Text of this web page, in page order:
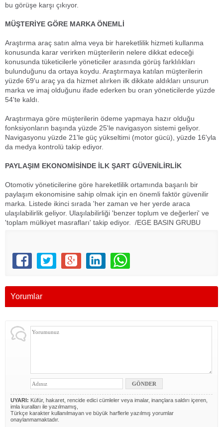
bu görüşe karşı çıkıyor.
MÜŞTERİYE GÖRE MARKA ÖNEMLİ
Araştırma araç satın alma veya bir hareketlilik hizmeti kullanma
konusunda karar verirken müşterilerin nelere dikkat edeceği
konusunda tüketicilerle yöneticiler arasında görüş farklılıkları
bulunduğunu da ortaya koydu. Araştırmaya katılan müşterilerin
yüzde 69'u araç ya da hizmet alırken ilk dikkate aldıkları unsurun
marka ve imaj olduğunu ifade ederken bu oran yöneticilerde yüzde
54'te kaldı.
Araştırmaya göre müşterilerin ödeme yapmaya hazır olduğu
fonksiyonların başında yüzde 25'le navigasyon sistemi geliyor.
Navigasyonu yüzde 21'le güç yükseltimi (motor gücü), yüzde 16'yla
da medya kontrolü takip ediyor.
PAYLAŞIM EKONOMİSİNDE İLK ŞART GÜVENİLİRLİK
Otomotiv yöneticilerine göre hareketlilik ortamında başarılı bir
paylaşım ekonomisine sahip olmak için en önemli faktör güvenilir
marka. Listede ikinci sırada 'her zaman ve her yerde araca
ulaşılabilirlik geliyor. Ulaşılabilirliği 'benzer toplum ve değerleri' ve
'toplam mülkiyet masrafları' takip ediyor. /EGE BASIN GRUBU
Yorumlar
UYARI: Küfür, hakaret, rencide edici cümleler veya imalar, inançlara saldırı içeren,
imla kuralları ile yazılmamış,
Türkçe karakter kullanılmayan ve büyük harflerle yazılmış yorumlar
onaylanmamaktadır.